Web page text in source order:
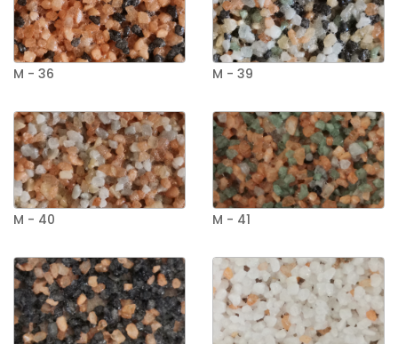
M - 36 M - 39
M - 40 M - 41